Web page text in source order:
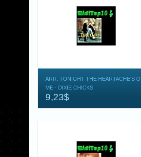
ARR. TONIGHT THE HEARTACHE'S
ME - DIXIE CHICKS
9,23$